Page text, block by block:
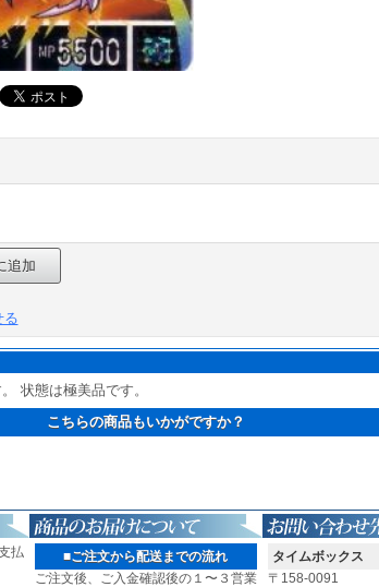
追加
る
状態は極美品です。
こちらの商品もいかがですか？
払
■ご注文から配送までの流れ
ご注文後、ご入金確認後の１〜３営業
タイムボックス
〒158-0091